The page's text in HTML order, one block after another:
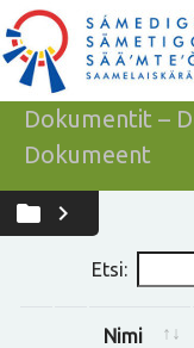
Dokumentit –
Dokumeent
folder chevron_right
Etsi:
Nimi